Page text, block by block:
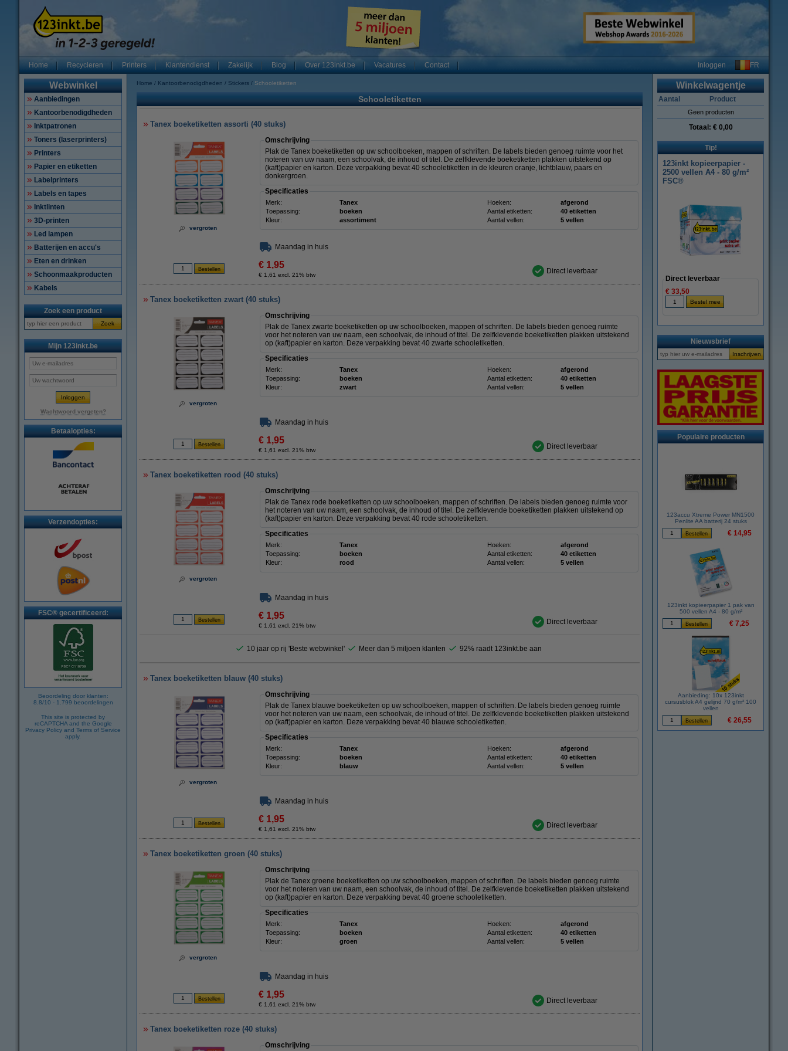
Home Recycleren Printers Klantendienst Zakelijk Blog Over 123inkt.be Vacatures Contact Inloggen FR
Webwinkel
Aanbiedingen
Kantoorbenodigdheden
Inktpatronen
Toners (laserprinters)
Printers
Papier en etiketten
Labelprinters
Labels en tapes
Inktlinten
3D-printen
Led lampen
Batterijen en accu's
Eten en drinken
Schoonmaakproducten
Kabels
Zoek een product
Zoek
Mijn 123inkt.be
Wachtwoord vergeten?
Betaalopties:
Verzendopties:
FSC® gecertificeerd:
Beoordeling door klanten:
8.8/10 - 1.799 beoordelingen
This site is protected by
reCAPTCHA and the Google
Privacy Policy and Terms of Service
apply.
Home Kantoorbenodigdheden Stickers Schooletiketten
Schooletiketten
Tanex boeketiketten assorti (40 stuks)
vergroten
Omschrijving
Plak de Tanex boeketiketten op uw schoolboeken, mappen of schriften. De labels bieden genoeg ruimte voor het
noteren van uw naam, een schoolvak, de inhoud of titel. De zelfklevende boeketiketten plakken uitstekend op
(kaft)papier en karton. Deze verpakking bevat 40 schooletiketten in de kleuren oranje, lichtblauw, paars en
donkergroen.
Specificaties
Merk: Tanex Hoeken:
afgerond
Toepassing:
boeken Aantal etiketten:
40 etiketten
Kleur:
assortiment Aantal vellen: 5 vellen
Maandag in huis
€ 1,95
€ 1,61 excl. 21% btw Direct leverbaar
Tanex boeketiketten zwart (40 stuks)
vergroten
Omschrijving
Plak de Tanex zwarte boeketiketten op uw schoolboeken, mappen of schriften. De labels bieden genoeg ruimte
voor het noteren van uw naam, een schoolvak, de inhoud of titel. De zelfklevende boeketiketten plakken uitstekend
op (kaft)papier en karton. Deze verpakking bevat 40 zwarte schooletiketten.
Specificaties
Merk: Tanex Hoeken:
afgerond
Toepassing:
boeken Aantal etiketten:
40 etiketten
Kleur:
zwart Aantal vellen: 5 vellen
Maandag in huis
€ 1,95
€ 1,61 excl. 21% btw Direct leverbaar
Tanex boeketiketten rood (40 stuks)
vergroten
Omschrijving
Plak de Tanex rode boeketiketten op uw schoolboeken, mappen of schriften. De labels bieden genoeg ruimte voor
het noteren van uw naam, een schoolvak, de inhoud of titel. De zelfklevende boeketiketten plakken uitstekend op
(kaft)papier en karton. Deze verpakking bevat 40 rode schooletiketten.
Specificaties
Merk: Tanex Hoeken:
afgerond
Toepassing:
boeken Aantal etiketten:
40 etiketten
Kleur:
rood Aantal vellen: 5 vellen
Maandag in huis
€ 1,95
€ 1,61 excl. 21% btw Direct leverbaar
10 jaar op rij 'Beste webwinkel' Meer dan 5 miljoen klanten 92% raadt 123inkt.be aan
Tanex boeketiketten blauw (40 stuks)
vergroten
Omschrijving
Plak de Tanex blauwe boeketiketten op uw schoolboeken, mappen of schriften. De labels bieden genoeg ruimte
voor het noteren van uw naam, een schoolvak, de inhoud of titel. De zelfklevende boeketiketten plakken uitstekend
op (kaft)papier en karton. Deze verpakking bevat 40 blauwe schooletiketten.
Specificaties
Merk: Tanex Hoeken:
afgerond
Toepassing:
boeken Aantal etiketten:
40 etiketten
Kleur:
blauw Aantal vellen: 5 vellen
Maandag in huis
€ 1,95
€ 1,61 excl. 21% btw Direct leverbaar
Tanex boeketiketten groen (40 stuks)
vergroten
Omschrijving
Plak de Tanex groene boeketiketten op uw schoolboeken, mappen of schriften. De labels bieden genoeg ruimte
voor het noteren van uw naam, een schoolvak, de inhoud of titel. De zelfklevende boeketiketten plakken uitstekend
op (kaft)papier en karton. Deze verpakking bevat 40 groene schooletiketten.
Specificaties
Merk: Tanex Hoeken:
afgerond
Toepassing:
boeken Aantal etiketten:
40 etiketten
Kleur:
groen Aantal vellen: 5 vellen
Maandag in huis
€ 1,95
€ 1,61 excl. 21% btw Direct leverbaar
Tanex boeketiketten roze (40 stuks)
Omschrijving
Winkelwagentje
Aantal Product
Geen producten
Totaal: € 0,00
Tip!
123inkt kopieerpapier -
2500 vellen A4 - 80 g/m²
FSC®
Direct leverbaar
€ 33,50
Nieuwsbrief
Populaire producten
123accu Xtreme Power MN1500
Penlite AA batterij 24 stuks
€ 14,95
123inkt kopieerpapier 1 pak van
500 vellen A4 - 80 g/m²
€ 7,25
Aanbieding: 10x 123inkt
cursusblok A4 gelijnd 70 g/m² 100
vellen
€ 26,55